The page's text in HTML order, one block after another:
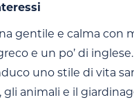
gentile e calma con
e un po’ di
uno stile di vita
gli animali e il